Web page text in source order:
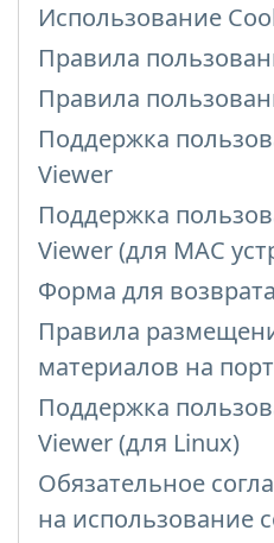
Использование
Правила
Правила
Поддержка
Viewer
Поддержка
Viewer (для MAC
Форма для
Правила
материалов на
Поддержка
Viewer (для Linux)
Обязательное
на использование